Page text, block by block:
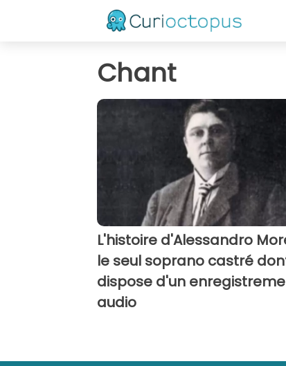
Chant
L'histoire d'Alessandro
le seul soprano castré
dispose d'un
audio